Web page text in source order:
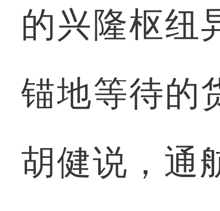
的兴隆枢纽
锚地等待的
胡健说，通